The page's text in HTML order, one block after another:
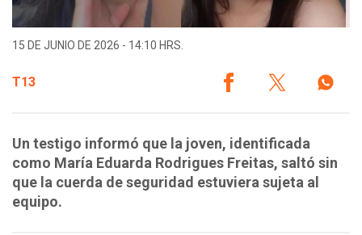
15 DE JUNIO DE 2026 - 14:10 HRS.
T13
Un testigo informó que la joven, identificada
como María Eduarda Rodrigues Freitas, saltó sin
que la cuerda de seguridad estuviera sujeta al
equipo.